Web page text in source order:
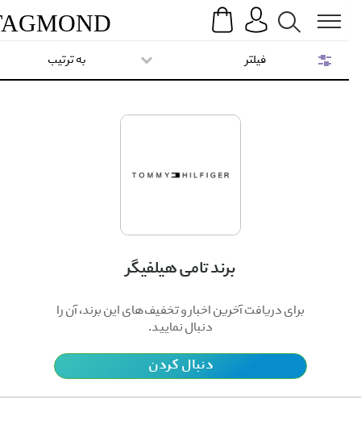
Search
TAGMOND
برند تامی هیلفیگر
برای دریافت آخرین اخبار و تخفیف‌های این برند، آن را
دنبال نمایید.
دنبال کردن
به ترتیب فیلتر